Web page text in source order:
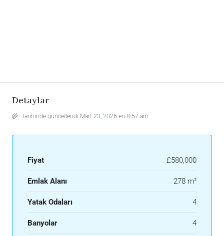
Detaylar
Tarihinde güncellendi Mart 23, 2026 en 8:57 am
Fiyat £580,000
Emlak Alanı 278 m²
Yatak Odaları 4
Banyolar 4